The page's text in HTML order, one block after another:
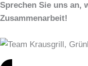
Sprechen Sie uns an,
Zusammenarbeit!